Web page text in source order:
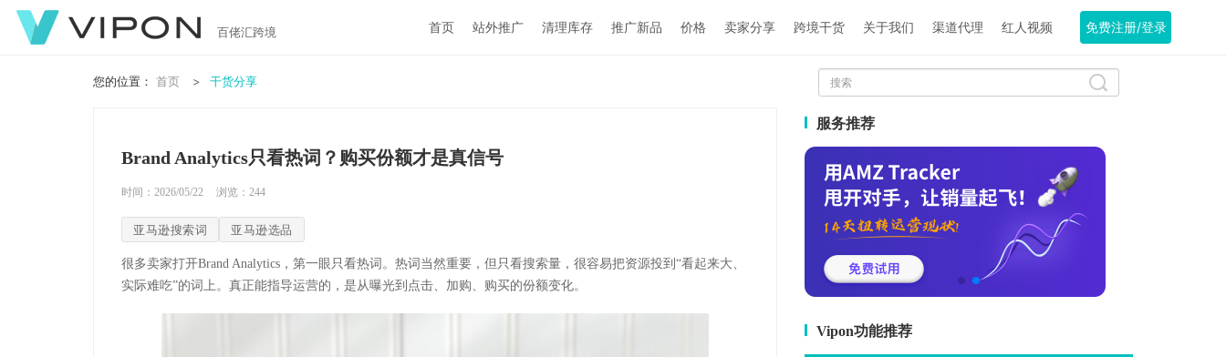
百佬汇跨境 首页 站外推广 清理库存 推广新品 价格 卖家分享 跨境干货 关于我们 渠道代理 红人视频 免费注册/登录
您的位置： 首页 干货分享
Brand Analytics只看热词？购买份额才是真信号
时间：2026/05/22 浏览： 244
亚马逊搜索词 亚马逊选品
很多卖家打开Brand Analytics，第一眼只看热词。热词当然重要，但只看搜索量，很容易把资源投到“看起来大、
实际难吃”的词上。真正能指导运营的，是从曝光到点击、加购、购买的份额变化。
服务推荐
Vipon功能推荐